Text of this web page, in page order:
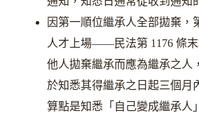
因第一順位繼承人全部拋棄，
人才上場——民法第 1176 條末
他人拋棄繼承而應為繼承之人
於知悉其得繼承之日起三個月
算點是知悉「自己變成繼承人